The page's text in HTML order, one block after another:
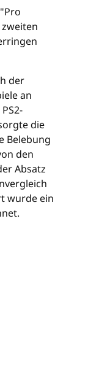
der
an
die
Belebung
den
Absatz
wurde ein